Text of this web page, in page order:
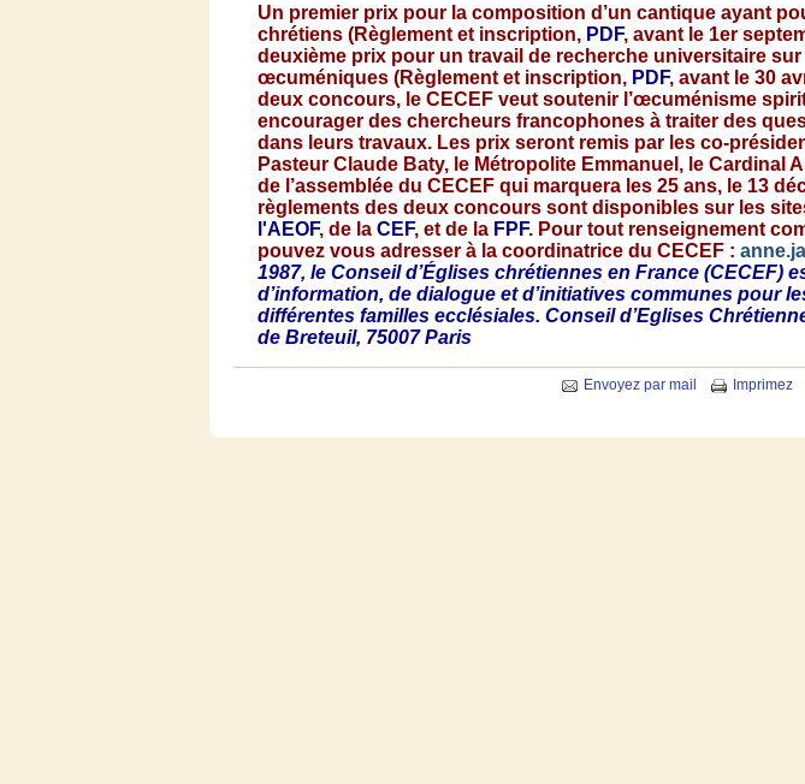
Un premier prix pour la composition d’un cantique ayant
chrétiens (Règlement et inscription, PDF, avant le 1er
deuxième prix pour un travail de recherche universitaire sur
œcuméniques (Règlement et inscription, PDF, avant le 30
deux concours, le CECEF veut soutenir l’œcuménisme
encourager des chercheurs francophones à traiter des
dans leurs travaux. Les prix seront remis par les co-
Pasteur Claude Baty, le Métropolite Emmanuel, le Cardinal
de l’assemblée du CECEF qui marquera les 25 ans, le 13
règlements des deux concours sont disponibles sur les
l'AEOF, de la CEF, et de la FPF. Pour tout renseignement
pouvez vous adresser à la coordinatrice du CECEF :
1987, le Conseil d’Églises chrétiennes en France (CECEF)
d’information, de dialogue etd’initiatives communes pour
différentes familles ecclésiales. Conseil d’Eglises
de Breteuil, 75007 Paris
Imprimez
Envoyez par mail